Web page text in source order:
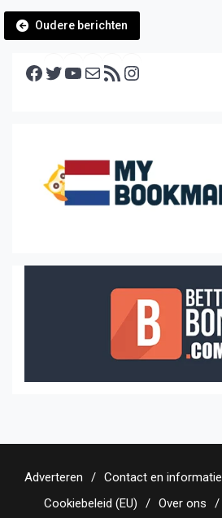
Berichtennavigatie
Oudere berichten
Facebook Twitter YouTube E-mail RSS feed
Adverteren Contact en informatie
Cookiebeleid (EU)
Over ons